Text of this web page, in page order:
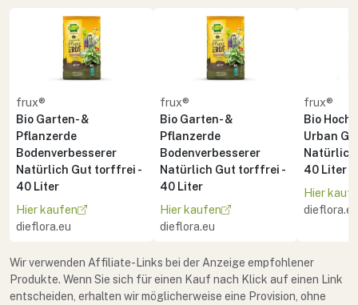
frux®
Bio Garten- &
Pflanzerde
Bodenverbesserer
Natürlich Gut torffrei -
40 Liter
Hier kaufen
dieflora.eu
frux®
Bio Garten- &
Pflanzerde
Bodenverbesserer
Natürlich Gut torffrei -
40 Liter
Hier kaufen
dieflora.eu
frux®
Bio
Urban
40 Liter
Hier
dieflora.eu
Wir verwenden Affiliate-Links bei der Anzeige empfohlener
Produkte. Wenn Sie sich für einen Kauf nach Klick auf einen Link
entscheiden, erhalten wir möglicherweise eine Provision, ohne